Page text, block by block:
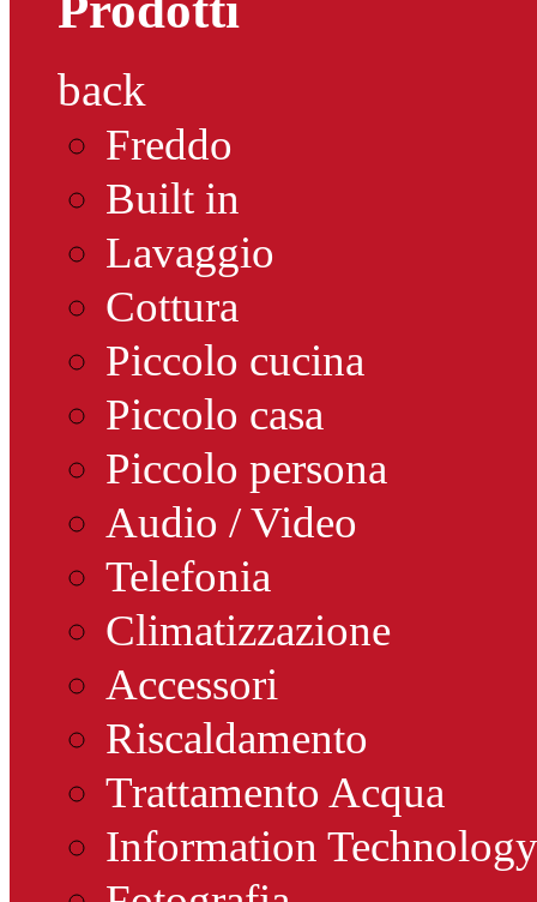
back
Freddo
Built in
Lavaggio
Cottura
Piccolo cucina
Piccolo casa
Piccolo persona
Audio / Video
Telefonia
Climatizzazione
Accessori
Riscaldamento
Trattamento Acqua
Information Technology